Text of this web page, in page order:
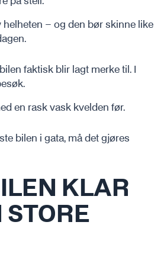
helheten – og den bør skinne like
faktisk blir lagt merke til. I
en rask vask kvelden før.
bilen i gata, må det gjøres
KLAR
STORE